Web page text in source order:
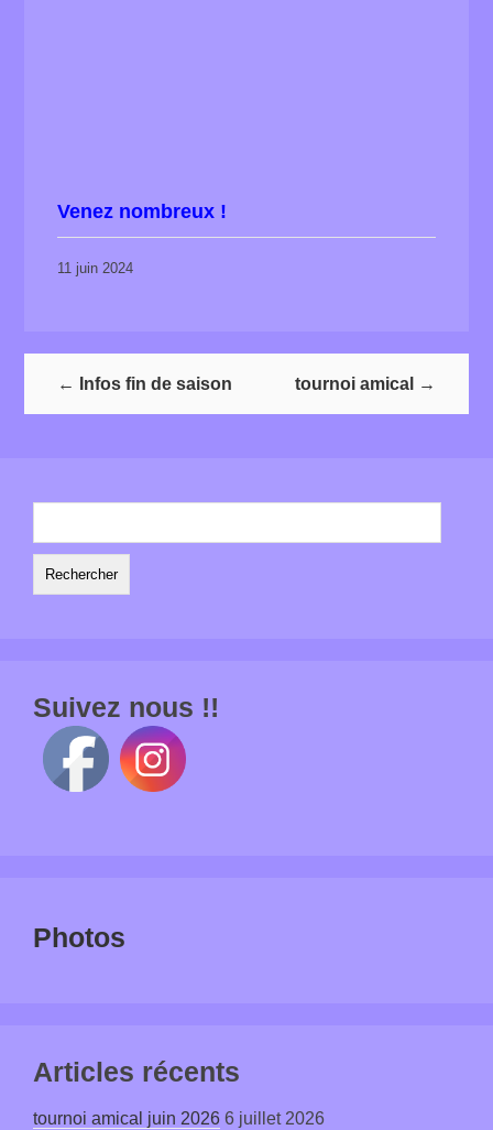
Venez nombreux !
11 juin 2024
← Infos fin de saison tournoi amical →
Suivez nous !!
Photos
Articles récents
tournoi amical juin 2026 6 juillet 2026